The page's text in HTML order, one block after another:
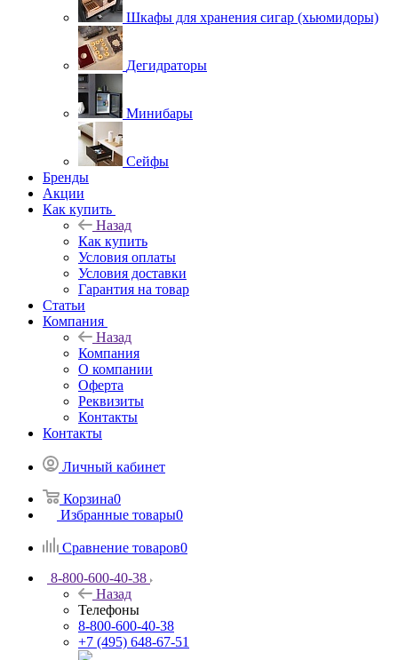
Шкафы для хранения сигар (хьюмидоры)
Дегидраторы
Минибары
Сейфы
Бренды
Акции
Как купить
Назад
Как купить
Условия оплаты
Условия доставки
Гарантия на товар
Статьи
Компания
Назад
Компания
О компании
Оферта
Реквизиты
Контакты
Контакты
Личный кабинет
Корзина0
Избранные товары0
Сравнение товаров0
8-800-600-40-38
Назад
Телефоны
8-800-600-40-38
+7 (495) 648-67-51